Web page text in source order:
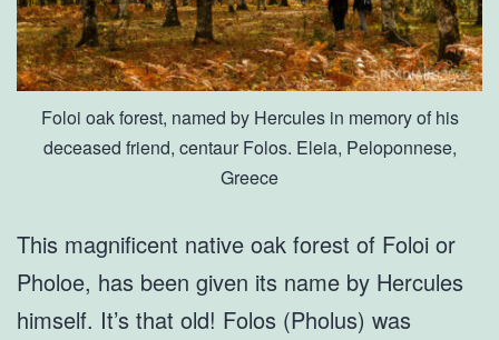
Foloi oak forest, named by Hercules in memory of his
deceased friend, centaur Folos. Eleia, Peloponnese,
Greece
This magnificent native oak forest of Foloi or
Pholoe, has been given its name by Hercules
himself. It’s that old! Folos (Pholus) was